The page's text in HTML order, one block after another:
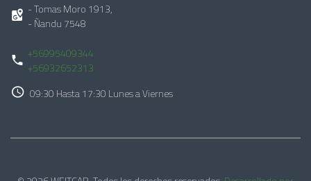
- Tomas Moro 1913,
- Ñandu 7548
+56995409344
+56932652313
09:30 Hasta 17:30 Lunes a Viernes